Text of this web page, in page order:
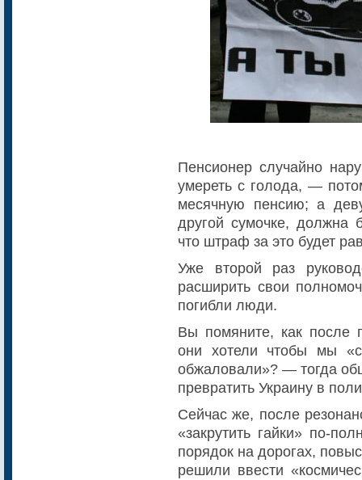
Пенсионер случайно
умереть с голода, —
месячную пенсию; а
другой сумочке, должна
что штраф за это будет
Уже второй раз
расширить свои
погибли люди.
Вы помяните, как после
они хотели чтобы мы
обжаловали»? — тогда
превратить Украину в
Сейчас же, после
«закрутить гайки» по-
порядок на дорогах,
решили ввести